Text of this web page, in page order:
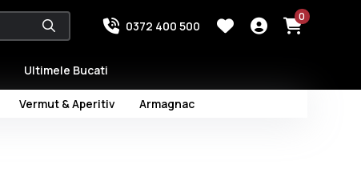
0372 400 500
0
Vermut & Aperitiv Armagnac
Ultimele Bucati